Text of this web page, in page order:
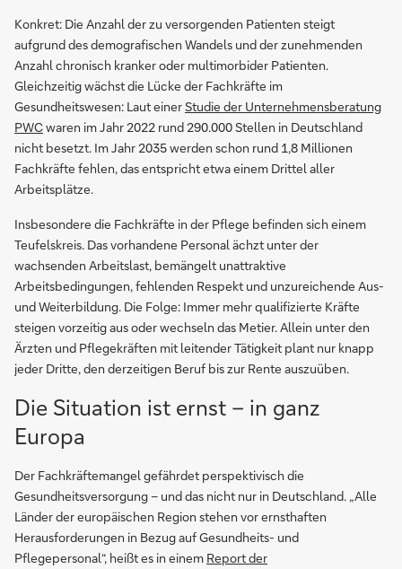
Konkret: Die Anzahl der zu versorgenden Patienten steigt
aufgrund des demografischen Wandels und der zunehmenden
Anzahl chronisch kranker oder multimorbider Patienten.
Gleichzeitig wächst die Lücke der Fachkräfte im
Gesundheitswesen: Laut einerStudie der Unternehmensberatung
PWCwaren im Jahr 2022 rund 290.000 Stellen in Deutschland
nicht besetzt. Im Jahr 2035 werden schon rund 1,8 Millionen
Fachkräfte fehlen, das entspricht etwa einem Drittel aller
Arbeitsplätze.
Insbesondere die Fachkräfte in der Pflege befinden sich einem
Teufelskreis. Das vorhandene Personal ächzt unter der
wachsenden Arbeitslast, bemängelt unattraktive
Arbeitsbedingungen, fehlenden Respekt und unzureichende Aus-
und Weiterbildung. Die Folge: Immer mehr qualifizierte Kräfte
steigen vorzeitig aus oder wechseln das Metier. Allein unter den
Ärzten und Pflegekräften mit leitender Tätigkeit plant nur knapp
jeder Dritte, den derzeitigen Beruf bis zur Rente auszuüben.
Die Situation ist ernst – in ganz
Europa
Der Fachkräftemangel gefährdet perspektivisch die
Gesundheitsversorgung – und das nicht nur in Deutschland. „Alle
Länder der europäischen Region stehen vor ernsthaften
Herausforderungen in Bezug auf Gesundheits- und
Pflegepersonal“, heißt es in einem Report der